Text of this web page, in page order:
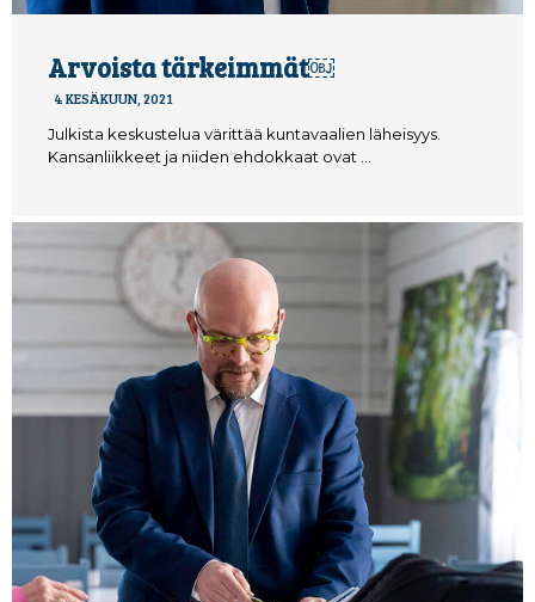
Arvoista tärkeimmät￼
4 KESÄKUUN, 2021
Julkista keskustelua värittää kuntavaalien läheisyys.
Kansanliikkeet ja niiden ehdokkaat ovat …